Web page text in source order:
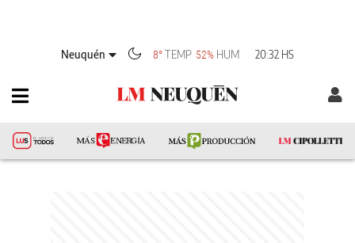
Neuquén 8° TEMP 52% HUM 20:32 HS